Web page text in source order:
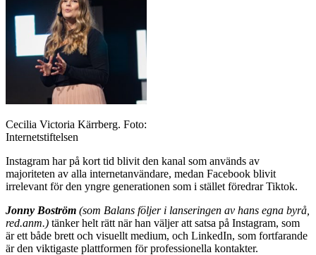
Cecilia Victoria Kärrberg. Foto:
Internetstiftelsen
Instagram har på kort tid blivit den kanal som används av
majoriteten av alla internetanvändare, medan Facebook blivit
irrelevant för den yngre generationen som i stället föredrar Tiktok.
Jonny Boström (som Balans följer i lanseringen av hans egna byrå,
red.anm.) tänker helt rätt när han väljer att satsa på Instagram, som
är ett både brett och visuellt medium, och LinkedIn, som fortfarande
är den viktigaste plattformen för professionella kontakter.